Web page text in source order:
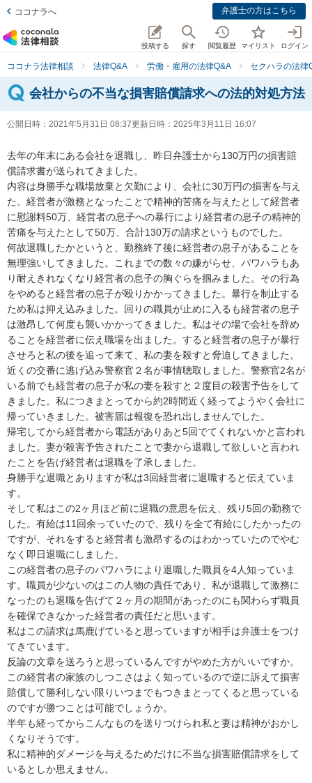
ココナラへ 弁護士の方はこちら
投稿する 探す 閲覧履歴 マイリスト ログイン
ココナラ法律相談 法律Q&A 労働・雇用の法律Q&A セクハラの法律
会社からの不当な損害賠償請求への法的対処方法
公開日時： 2021年5月31日 08:37更新日時： 2025年3月11日 16:07
去年の年末にある会社を退職し、昨日弁護士から130万円の損害賠
償請求書が送られてきました。
内容は身勝手な職場放棄と欠勤により、会社に30万円の損害を与え
た。経営者が激務となったことで精神的苦痛を与えたとして経営者
に慰謝料50万、経営者の息子への暴行により経営者の息子の精神的
苦痛を与えたとして50万、合計130万の請求というものでした。
何故退職したかというと、勤務終了後に経営者の息子があることを
無理強いしてきました。これまでの数々の嫌がらせ、パワハラもあ
り耐えきれなくなり経営者の息子の胸ぐらを掴みました。その行為
をやめると経営者の息子が殴りかかってきました。暴行を制止する
ため私は抑え込みました。回りの職員が止めに入るも経営者の息子
は激昂して何度も襲いかかってきました。私はその場で会社を辞め
ることを経営者に伝え職場を出ました。すると経営者の息子が暴行
させろと私の後を追って来て、私の妻を殺すと脅迫してきました。
近くの交番に逃げ込み警察官２名が事情聴取しました。警察官2名が
いる前でも経営者の息子が私の妻を殺すと２度目の殺害予告をして
きました。私につきまとってから約2時間近く経ってようやく会社に
帰っていきました。被害届は報復を恐れ出しませんでした。
帰宅してから経営者から電話がありあと5回でてくれないかと言われ
ました。妻が殺害予告されたことで妻から退職して欲しいと言われ
たことを告げ経営者は退職を了承しました。
身勝手な退職とありますが私は3回経営者に退職すると伝えていま
す。
そして私はこの2ヶ月ほど前に退職の意思を伝え、残り5回の勤務で
した。有給は11回余っていたので、残りを全て有給にしたかったの
ですが、それをすると経営者も激昂するのはわかっていたのでやむ
なく即日退職にしました。
この経営者の息子のパワハラにより退職した職員を4人知っていま
す。職員が少ないのはこの人物の責任であり、私が退職して激務に
なったのも退職を告げて２ヶ月の期間があったのにも関わらず職員
を確保できなかった経営者の責任だと思います。
私はこの請求は馬鹿げていると思っていますが相手は弁護士をつけ
てきています。
反論の文章を送ろうと思っているんですがやめた方がいいですか。
この経営者の家族のしつこさはよく知っているので逆に訴えて損害
賠償して勝利しない限りいつまでもつきまとってくると思っている
のですが勝つことは可能でしょうか。
半年も経ってからこんなものを送りつけられ私と妻は精神がおかし
くなりそうです。
私に精神的ダメージを与えるためだけに不当な損害賠償請求をして